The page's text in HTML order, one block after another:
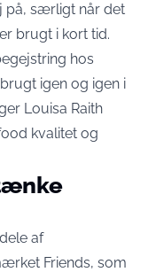
på, særligt når det
brugt i kort tid.
hos
igen og igen i
Louisa Raith
kvalitet og
af
Friends, som